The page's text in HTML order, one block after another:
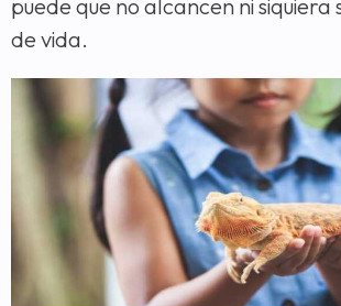
puede que no alcancen ni siquiera
de vida.